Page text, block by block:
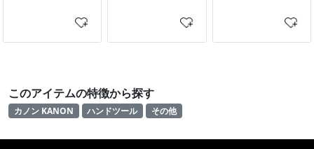
このアイテムの特徴から探す
カノン KANON ハンドツール その他